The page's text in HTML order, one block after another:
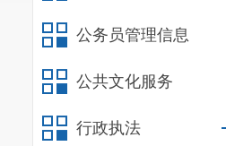
公务员管理信息
公共文化服务
行政执法